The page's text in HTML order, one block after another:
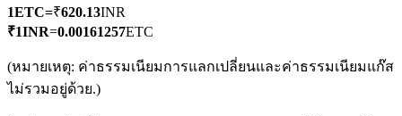
1ETC=₹620.13INR
₹1INR=0.00161257ETC
(หมายเหตุ: ค่าธรรมเนียมการแลกเปลี่ยนและค่าธรรมเนียมแก๊ส
ไม่รวมอยู่ด้วย.)